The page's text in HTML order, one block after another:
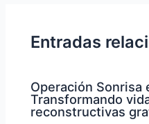
Entradas
Operación Sonrisa
Transformando
reconstructivas